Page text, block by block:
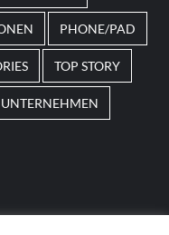
PHONE/PAD
TOP STORY
UNTERNEHMEN